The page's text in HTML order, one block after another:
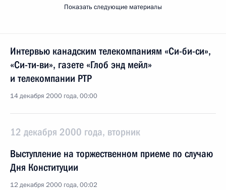
Показать следующие материалы
Интервью канадским телекомпаниям «Си-би-си»,
«Си-ти-ви», газете «Глоб энд мейл»
и телекомпании РТР
14 декабря 2000 года, 00:00
12 декабря 2000 года, вторник
Выступление на торжественном приеме по случаю
Дня Конституции
12 декабря 2000 года, 00:02